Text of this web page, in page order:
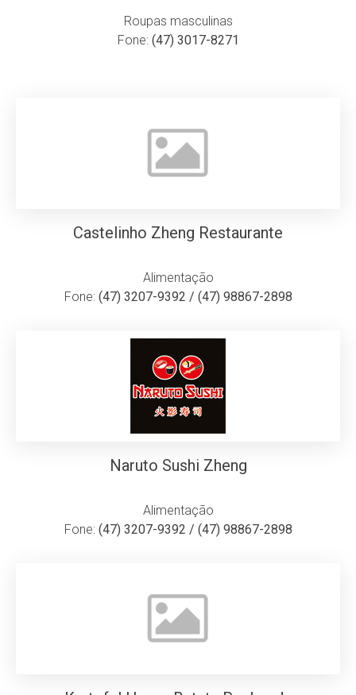
Roupas masculinas
Fone: (47) 3017-8271
Castelinho Zheng Restaurante
Alimentação
Fone: (47) 3207-9392 / (47) 98867-2898
Naruto Sushi Zheng
Alimentação
Fone: (47) 3207-9392 / (47) 98867-2898